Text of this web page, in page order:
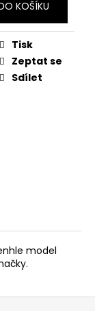
KOŠÍKU
Tisk
Zeptat se
Sdílet
model